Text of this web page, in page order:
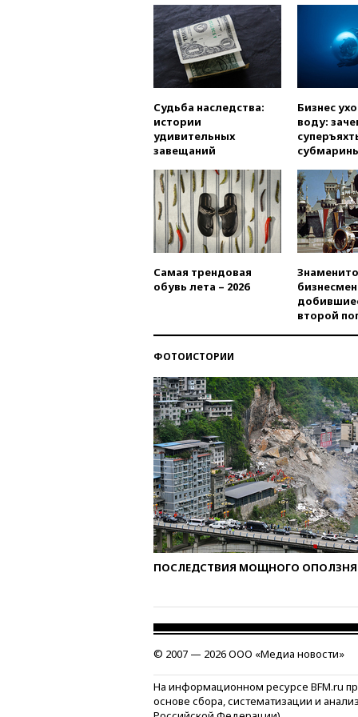
Судьба наследства:
истории
удивительных
завещаний
Бизнес
воду:
Самая трендовая
обувь лета – 2026
второй
ФОТОИСТОРИИ
ПОСЛЕДСТВИЯ МОЩНОГО ОПОЛЗНЯ
© 2007 — 2026 ООО «Медиа новости»
На информационном ресурсе BFM.ru
основе сбора, систематизации и